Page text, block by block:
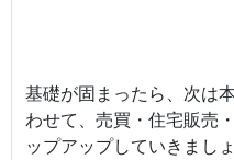
基礎が固まったら、次は
わせて、売買・住宅販売
ップアップしていきまし